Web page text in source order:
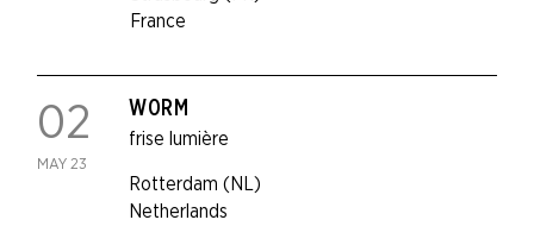
France
02
MAY 23
frise lumière
WORM
Rotterdam (NL)
Netherlands